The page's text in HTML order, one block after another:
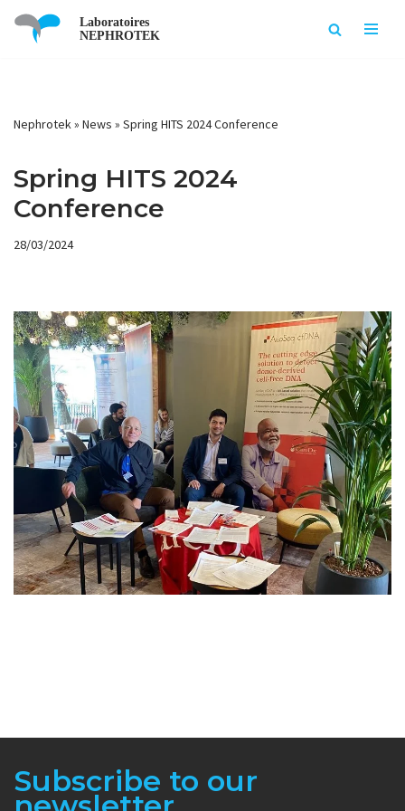
Laboratoires
NEPHROTEK
Nephrotek» News » Spring HITS 2024 Conference
Spring HITS 2024
Conference
28/03/2024
Subscribe to our